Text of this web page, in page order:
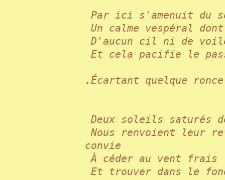
Par ici s'amenuit
Un calme vespéral
D'aucun cil ni de
Et cela pacifie le
.Écartant quelque
Deux soleils saturés
Nous renvoient leur
convie
À céder au vent
Et trouver dans le